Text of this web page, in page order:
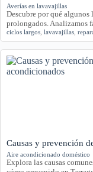
Averías en lavavajillas
Descubre por qué
prolongados. Analizamos
ciclos largos lavavajillas
Causas y prevención
Aire acondicionado doméstico
Explora las causas